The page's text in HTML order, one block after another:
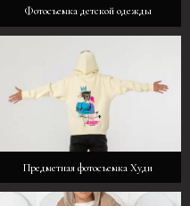
Фотосъемка детской одежды
Предметная фотосъемка Худи